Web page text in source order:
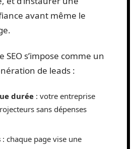
avant même le
SEO s’impose comme un
de leads :
durée : votre entreprise
sans dépenses
: chaque page vise une